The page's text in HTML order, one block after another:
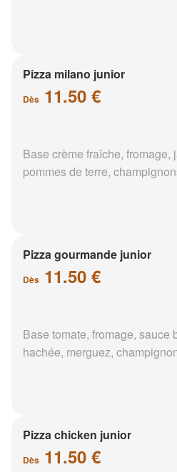
Pizza milano junior
Dès 11.50 €
Base crème fraîche, fromage,
pommes de terre,
Pizza gourmande junior
Dès 11.50 €
Base tomate, fromage, sauce
hachée, merguez,
Pizza chicken junior
Dès 11.50 €